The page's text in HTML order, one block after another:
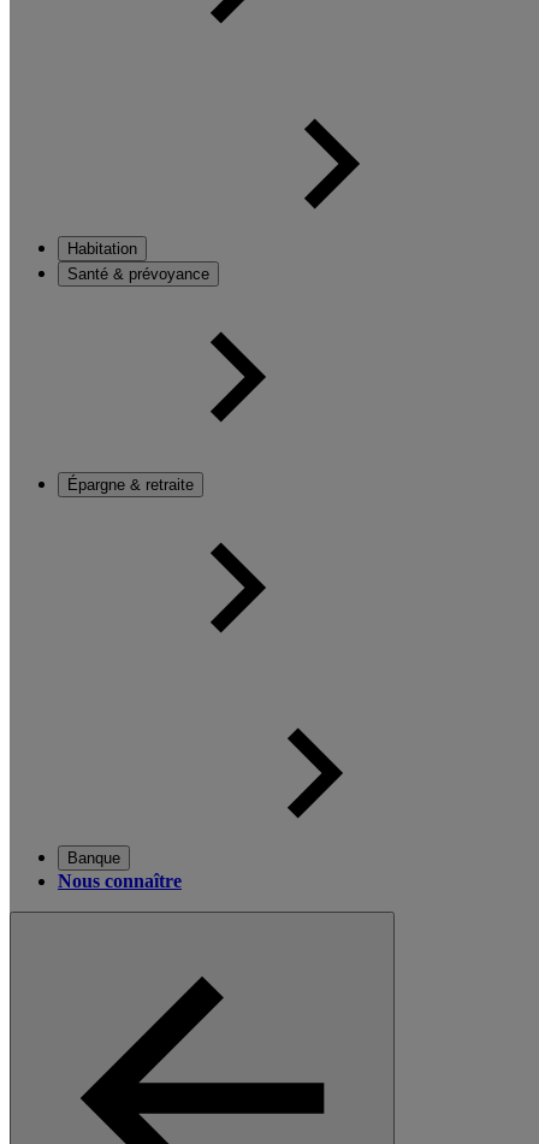
Habitation
Santé & prévoyance
Épargne & retraite
Banque
Nous connaître